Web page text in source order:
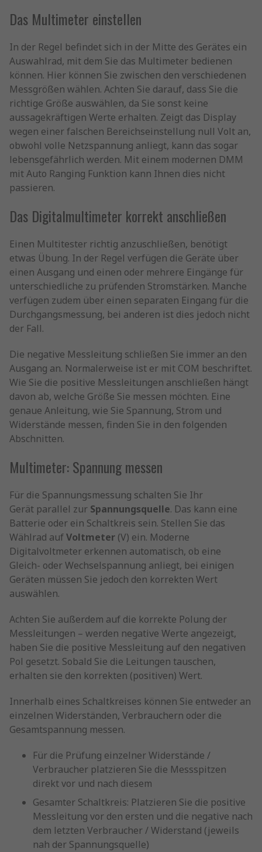
Das Multimeter einstellen
In der Regel befindet sich in der Mitte des Gerätes ein
Auswahlrad, mit dem Sie das Multimeter bedienen
können. Hier können Sie zwischen den verschiedenen
Messgrößen wählen. Achten Sie darauf, dass Sie die
richtige Größe auswählen, da Sie sonst keine
aussagekräftigen Werte erhalten. Zeigt das Display
wegen einer falschen Bereichseinstellung null Volt an,
obwohl volle Netzspannung anliegt, kann das sogar
lebensgefährlich werden. Mit einem modernen DMM
mit Auto Ranging Funktion kann Ihnen dies nicht
passieren.
Das Digitalmultimeter korrekt anschließen
Einen Multitester richtig anzuschließen, benötigt
etwas Übung. In der Regel verfügen die Geräte über
einen Ausgang und einen oder mehrere Eingänge für
unterschiedliche zu prüfenden Stromstärken. Manche
verfügen zudem über einen separaten Eingang für die
Durchgangsmessung, bei anderen ist dies jedoch nicht
der Fall.
Die negative Messleitung schließen Sie immer an den
Ausgang an. Normalerweise ist er mit COM beschriftet.
Wie Sie die positive Messleitungen anschließen hängt
davon ab, welche Größe Sie messen möchten. Eine
genaue Anleitung, wie Sie Spannung, Strom und
Widerstände messen, finden Sie in den folgenden
Abschnitten.
Multimeter: Spannung messen
Für die Spannungsmessung schalten Sie Ihr
Gerät parallel zur Spannungsquelle. Das kann eine
Batterie oder ein Schaltkreis sein. Stellen Sie das
Wählrad aufVoltmeter (V) ein. Moderne
Digitalvoltmeter erkennen automatisch, ob eine
Gleich- oder Wechselspannung anliegt, bei einigen
Geräten müssen Sie jedoch den korrekten Wert
auswählen.
Achten Sie außerdem auf die korrekte Polung der
Messleitungen – werden negative Werte angezeigt,
haben Sie die positive Messleitung auf den negativen
Pol gesetzt. Sobald Sie die Leitungen tauschen,
erhalten sie den korrekten (positiven) Wert.
Innerhalb eines Schaltkreises können Sie entweder an
einzelnen Widerständen, Verbrauchern oder die
Gesamtspannung messen.
Für die Prüfung einzelner Widerstände /
Verbraucher platzieren Sie die Messspitzen
direkt vor und nach diesem
Gesamter Schaltkreis: Platzieren Sie die positive
Messleitung vor den ersten und die negative nach
dem letzten Verbraucher / Widerstand (jeweils
nah der Spannungsquelle)